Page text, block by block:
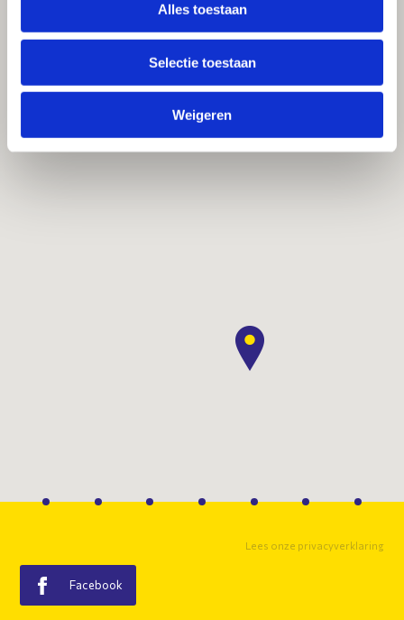
Alles toestaan
Selectie toestaan
Weigeren
Facebook
Lees onze privacyverklaring